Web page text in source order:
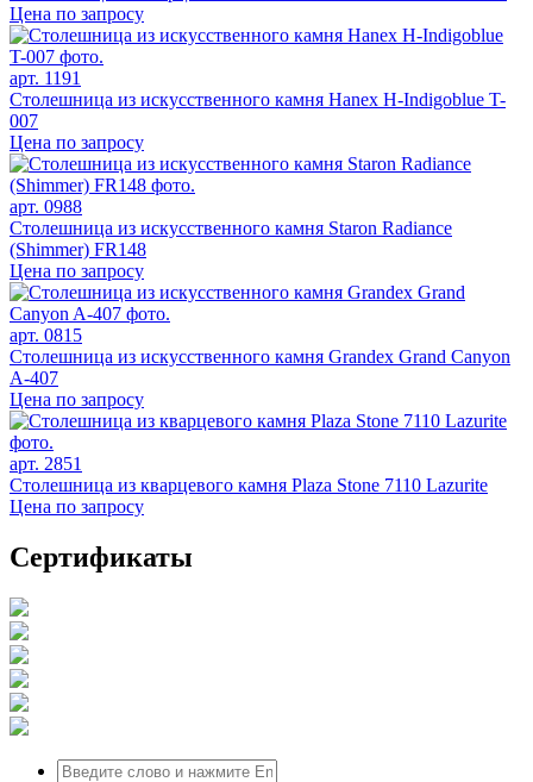
Цена по запросу
арт. 1191
Столешница из искусственного камня Hanex H-Indigoblue T-
007
Цена по запросу
арт. 0988
Столешница из искусственного камня Staron Radiance
(Shimmer) FR148
Цена по запросу
арт. 0815
Столешница из искусственного камня Grandex Grand Canyon
A-407
Цена по запросу
арт. 2851
Столешница из кварцевого камня Plaza Stone 7110 Lazurite
Цена по запросу
Сертификаты